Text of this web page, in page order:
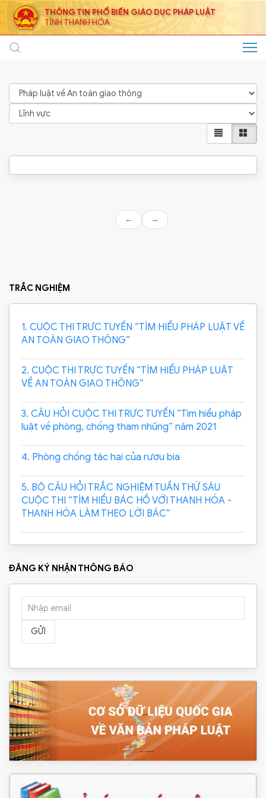
THÔNG TIN PHỔ BIẾN GIÁO DỤC PHÁP LUẬT
TỈNH THANH HÓA
← →
TRẮC NGHIỆM
1. CUỘC THI TRỰC TUYẾN “TÌM HIỂU PHÁP LUẬT VỀ
AN TOÀN GIAO THÔNG”
2. CUỘC THI TRỰC TUYẾN “TÌM HIỂU PHÁP LUẬT
VỀ AN TOÀN GIAO THÔNG”
3. CÂU HỎI CUỘC THI TRỰC TUYẾN “Tìm hiểu pháp
luật về phòng, chống tham nhũng” năm 2021
4. Phòng chống tác hại của rượu bia
5. BỘ CÂU HỎI TRẮC NGHIỆM TUẦN THỨ SÁU
CUỘC THI “TÌM HIỂU BÁC HỒ VỚI THANH HÓA -
THANH HÓA LÀM THEO LỜI BÁC”
ĐĂNG KÝ NHẬN THÔNG BÁO
GỬI